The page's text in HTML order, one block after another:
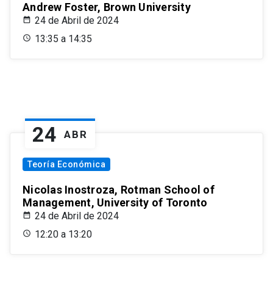
Andrew Foster, Brown University
24 de Abril de 2024
13:35 a 14:35
24 ABR
Teoría Económica
Nicolas Inostroza, Rotman School of
Management, University of Toronto
24 de Abril de 2024
12:20 a 13:20